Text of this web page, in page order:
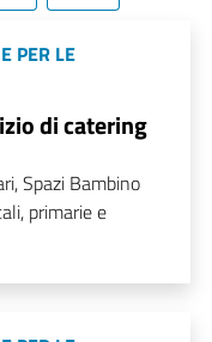
PER LE
di catering
Spazi Bambino
primarie e